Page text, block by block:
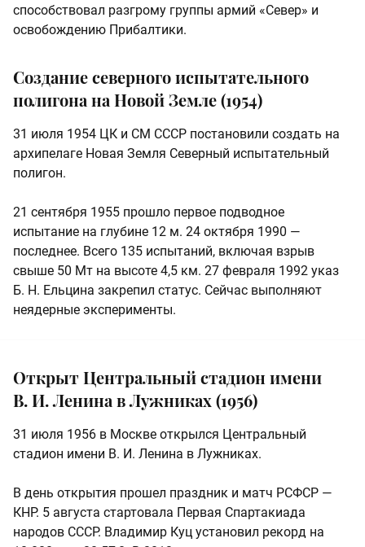
способствовал разгрому группы армий «Север» и
освобождению Прибалтики.
Создание северного испытательного
полигона на Новой Земле (1954)
31 июля 1954 ЦК и СМ СССР постановили создать на
архипелаге Новая Земля Северный испытательный
полигон.
21 сентября 1955 прошло первое подводное
испытание на глубине 12 м. 24 октября 1990 —
последнее. Всего 135 испытаний, включая взрыв
свыше 50 Мт на высоте 4,5 км. 27 февраля 1992 указ
Б. Н. Ельцина закрепил статус. Сейчас выполняют
неядерные эксперименты.
Открыт Центральный стадион имени
В. И. Ленина в Лужниках (1956)
31 июля 1956 в Москве открылся Центральный
стадион имени В. И. Ленина в Лужниках.
В день открытия прошел праздник и матч РСФСР —
КНР. 5 августа стартовала Первая Спартакиада
народов СССР. Владимир Куц установил рекорд на